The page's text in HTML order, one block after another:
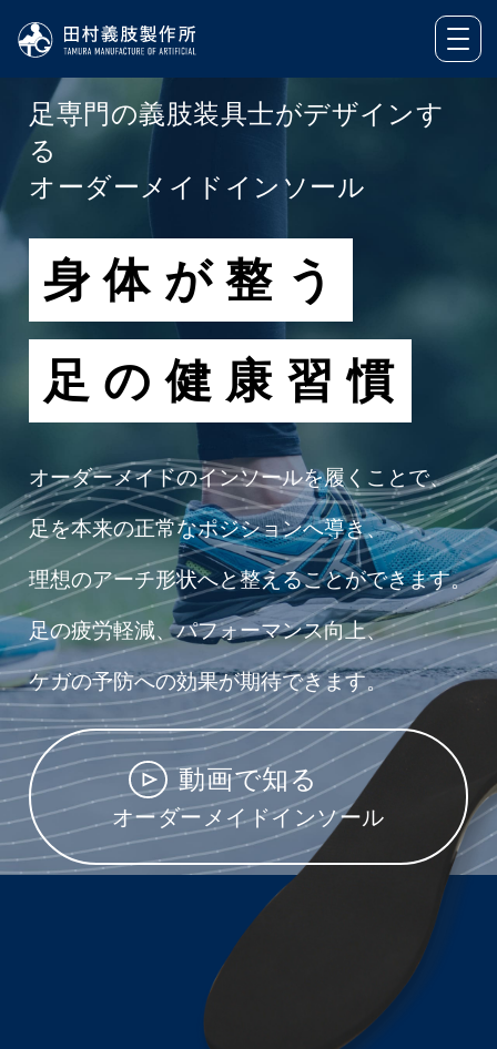
足専門の義肢装具士がデザインす
る
オーダーメイドインソール
身体が整う
足の健康習慣
オーダーメイドのインソールを履くことで、
足を本来の正常なポジションへ導き、
理想のアーチ形状へと整えることができます。
足の疲労軽減、パフォーマンス向上、
ケガの予防への効果が期待できます。
動画で知る
オーダーメイドインソール